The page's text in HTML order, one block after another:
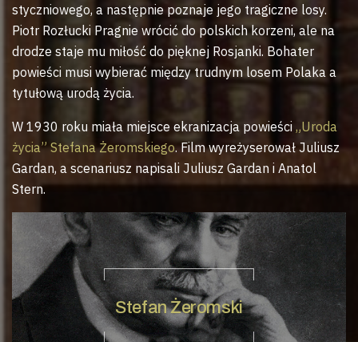
styczniowego, a następnie poznaje jego tragiczne losy.
Piotr Rozłucki Pragnie wrócić do polskich korzeni, ale na
drodze staje mu miłość do pięknej Rosjanki. Bohater
powieści musi wybierać między trudnym losem Polaka a
tytułową urodą życia.
W 1930 roku miała miejsce ekranizacja powieści „Uroda
życia” Stefana Żeromskiego. Film wyreżyserował Juliusz
Gardan, a scenariusz napisali Juliusz Gardan i Anatol
Stern.
Stefan Żeromski